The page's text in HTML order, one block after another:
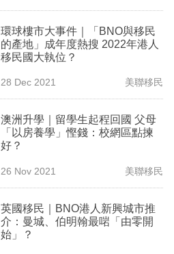
環球樓市大事件｜「BNO與移民
的產地」成年度熱搜 2022年港人
移民國大執位？
28 Dec 2021 美聯移民
澳洲升學｜留學生起程回國 父母
「以房養學」慳錢：校網區點揀
好？
26 Nov 2021 美聯移民
英國移民｜BNO港人新興城市推
介：曼城、伯明翰最啱「由零開
始」？